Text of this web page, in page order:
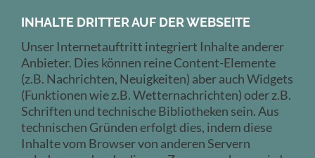
INHALTE DRITTER AUF DER WEBSEITE
Unser Internetauftritt integriert Inhalte anderer
Anbieter. Dies können reine Content-Elemente
(z.B. Nachrichten, Neuigkeiten) aber auch Widgets
(Funktionen wie z.B. Wetternachrichten) oder z.B.
Schriften und technische Bibliotheken sein. Aus
technischen Gründen erfolgt dies, indem diese
Inhalte vom Browser von anderen Servern